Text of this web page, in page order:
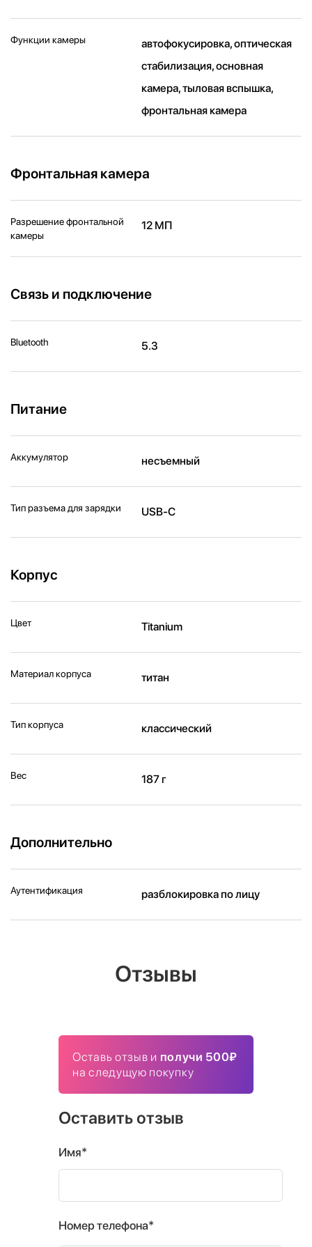
Функции камеры
автофокусировка, оптическая
стабилизация, основная
камера, тыловая вспышка,
фронтальная камера
Фронтальная камера
Разрешение фронтальной
камеры
12 МП
Связь и подключение
Bluetooth 5.3
Питание
Аккумулятор несъемный
Тип разъема для зарядки USB-C
Корпус
Цвет Titanium
Материал корпуса титан
Тип корпуса классический
Вес 187 г
Дополнительно
Аутентификация разблокировка по лицу
Отзывы
Оставь отзыв и получи 500₽
на следущую покупку
Оставить отзыв
Имя*
Номер телефона*